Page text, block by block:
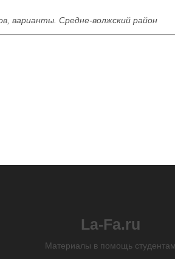
варианты. Средне-волжский район
La-Fa.ru
Материалы в помощь студентам